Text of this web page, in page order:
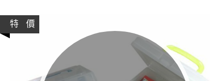
特 價